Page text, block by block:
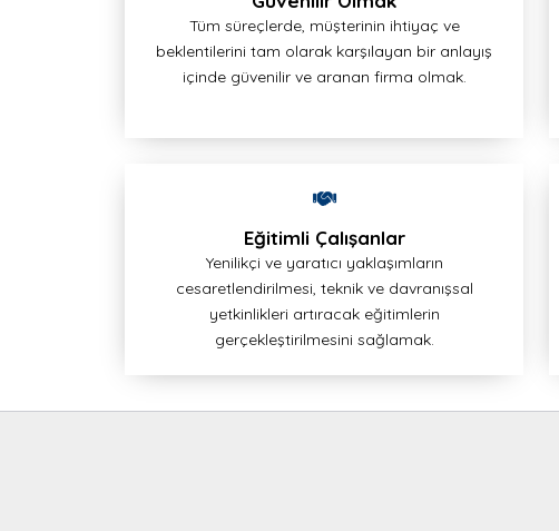
Tüm süreçlerde, müşterinin ihtiyaç ve
beklentilerini tam olarak karşılayan bir anlayış
içinde güvenilir ve aranan firma olmak.
Eğitimli Çalışanlar
Yenilikçi ve yaratıcı yaklaşımların
cesaretlendirilmesi, teknik ve davranışsal
yetkinlikleri artıracak eğitimlerin
gerçekleştirilmesini sağlamak.